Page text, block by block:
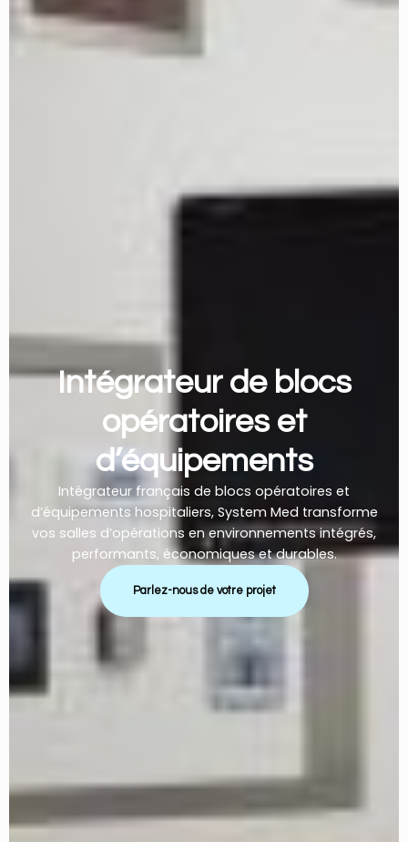
Intégrateur de blocs
opératoires et
d’équipements
Intégrateur français de blocs opératoires et
d’équipements hospitaliers, System Med transforme
vos salles d’opérations en environnements intégrés,
performants, économiques et durables.
Parlez-nous de votre projet